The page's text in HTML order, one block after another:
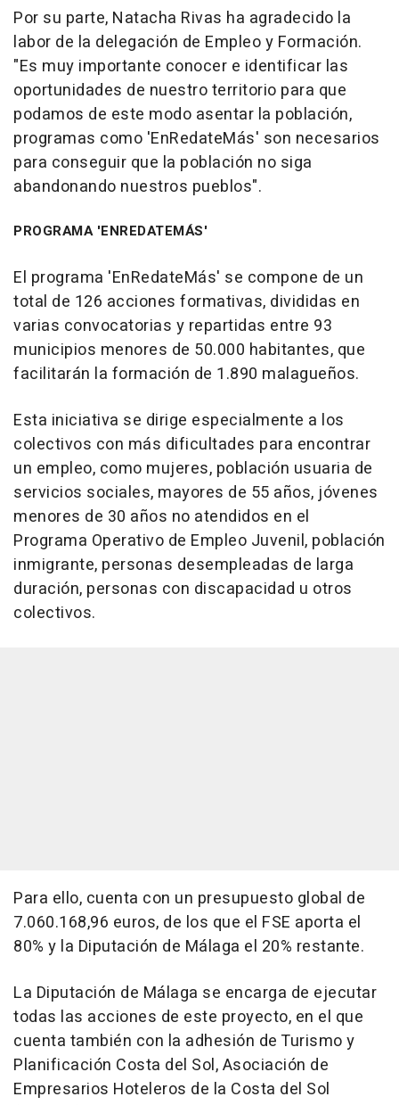
Por su parte, Natacha Rivas ha agradecido la
labor de la delegación de Empleo y Formación.
"Es muy importante conocer e identificar las
oportunidades de nuestro territorio para que
podamos de este modo asentar la población,
programas como 'EnRedateMás' son necesarios
para conseguir que la población no siga
abandonando nuestros pueblos".
PROGRAMA 'ENREDATEMÁS'
El programa 'EnRedateMás' se compone de un
total de 126 acciones formativas, divididas en
varias convocatorias y repartidas entre 93
municipios menores de 50.000 habitantes, que
facilitarán la formación de 1.890 malagueños.
Esta iniciativa se dirige especialmente a los
colectivos con más dificultades para encontrar
un empleo, como mujeres, población usuaria de
servicios sociales, mayores de 55 años, jóvenes
menores de 30 años no atendidos en el
Programa Operativo de Empleo Juvenil, población
inmigrante, personas desempleadas de larga
duración, personas con discapacidad u otros
colectivos.
Para ello, cuenta con un presupuesto global de
7.060.168,96 euros, de los que el FSE aporta el
80% y la Diputación de Málaga el 20% restante.
La Diputación de Málaga se encarga de ejecutar
todas las acciones de este proyecto, en el que
cuenta también con la adhesión de Turismo y
Planificación Costa del Sol, Asociación de
Empresarios Hoteleros de la Costa del Sol